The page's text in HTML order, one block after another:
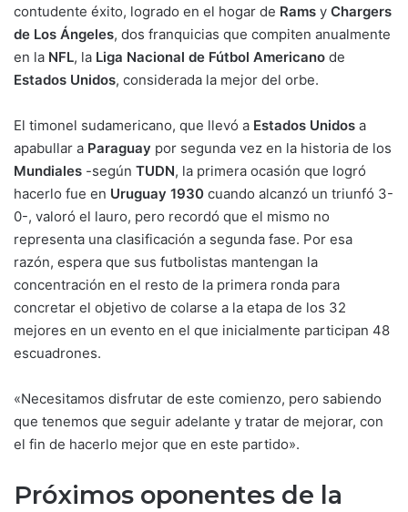
contudente éxito, logrado en el hogar de Rams y Chargers
de Los Ángeles, dos franquicias que compiten anualmente
en la NFL, la Liga Nacional de Fútbol Americano de
Estados Unidos, considerada la mejor del orbe.
El timonel sudamericano, que llevó a Estados Unidos a
apabullar a Paraguay por segunda vez en la historia de los
Mundiales -según TUDN, la primera ocasión que logró
hacerlo fue en Uruguay 1930 cuando alcanzó un triunfó 3-
0-, valoró el lauro, pero recordó que el mismo no
representa una clasificación a segunda fase. Por esa
razón, espera que sus futbolistas mantengan la
concentración en el resto de la primera ronda para
concretar el objetivo de colarse a la etapa de los 32
mejores en un evento en el que inicialmente participan 48
escuadrones.
«Necesitamos disfrutar de este comienzo, pero sabiendo
que tenemos que seguir adelante y tratar de mejorar, con
el fin de hacerlo mejor que en este partido».
Próximos oponentes de la